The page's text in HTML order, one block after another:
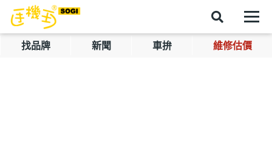
找品牌 新聞 車拚 維修估價